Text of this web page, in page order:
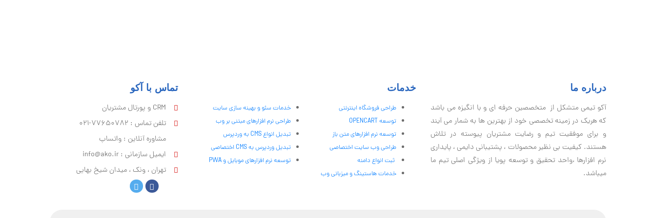
درباره ما
آكو تيمی متشکل از متخصصین حرفه ای و با انگیزه می باشد
که هریک در زمینه تخصصی خود از بهترین ها به شمار می آیند
و برای موفقیت تيم و رضایت مشتریان پیوسته در تلاش
هستند. کیفیت بی نظير محصولات ، پشتیبانی دايمی ، پایداری
نرم افزارها ،واحد تحقیق و توسعه پویا از ویژگی اصلی تیم ما
میباشد.
خدمات
طراحی فروشگاه اینترنتی
توسعه OPENCART
توسعه نرم افزارهای متن باز
طراحی وب سایت اختصاصی
ثبت انواع دامنه
خدمات هاستینگ و میزبانی وب
خدمات سئو و بهینه سازی سایت
طراحی نرم افزارهای مبتنی بر وب
تبدیل انواع CMS به وردپرس
تبدیل وردپرس به CMS اختصاصی
توسعه نرم افزارهای موبایل و PWA
تماس با آکو
CRM و پورتال مشتریان
تلفن تماس :‌ 77650782-021
مشاوره آنلاین : واتساپ
ایمیل سازمانی :‌info@ako.ir
تهران ، ونک ، میدان شیخ بهایی